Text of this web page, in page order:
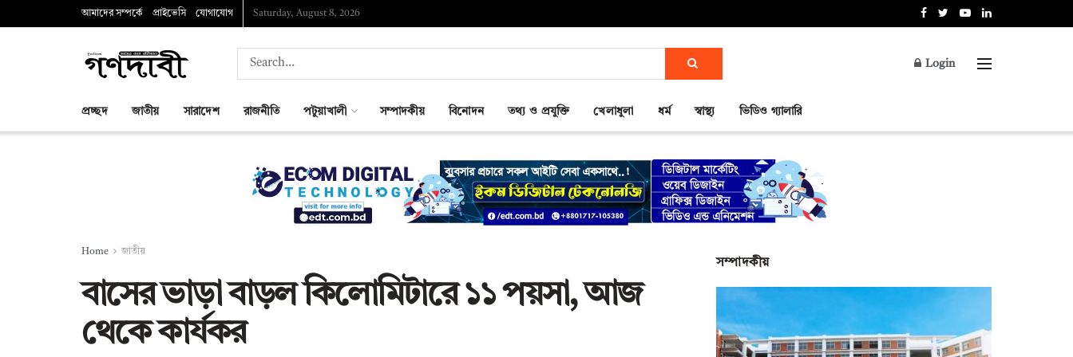
আমাদের সম্পর্কে প্রাইভেসি যোগাযোগ Saturday, August 8, 2026
Login
প্রচ্ছদ জাতীয় সারাদেশ রাজনীতি পটুয়াখালী সম্পাদকীয় বিনোদন তথ্য ও প্রযুক্তি খেলাধুলা ধর্ম স্বাস্থ্য ভিডিও গ্যালারি
Home জাতীয়
বাসের ভাড়া বাড়ল কিলোমিটারে ১১ পয়সা, আজ
থেকে কার্যকর
সম্পাদকীয়